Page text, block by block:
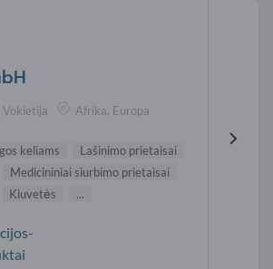
Vokietija Afrika, Europa
keliams
Lašinimo prietaisai
Medicininiai siurbimo prietaisai
Kiuvetės ...